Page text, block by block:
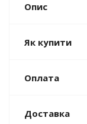
Опис
Як купити
Оплата
Доставка